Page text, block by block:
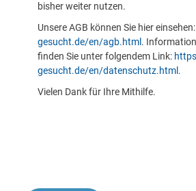
bisher weiter nutzen.
Unsere AGB können Sie hier einsehen:
gesucht.de/en/agb.html .
finden Sie unter folgendem Link:
gesucht.de/en/datenschutz.html .
Vielen Dank für Ihre Mithilfe.